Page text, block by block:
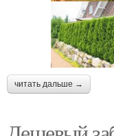
читать дальше →